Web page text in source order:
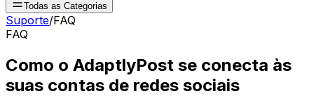
Todas as Categorias
Suporte/FAQ
FAQ
Como o AdaptlyPost se conecta às
suas contas de redes sociais